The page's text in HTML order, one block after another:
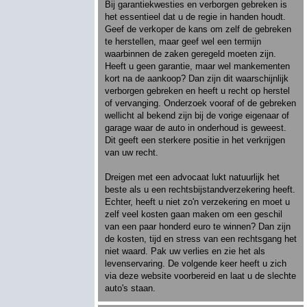
Bij garantiekwesties en verborgen gebreken is
het essentieel dat u de regie in handen houdt.
Geef de verkoper de kans om zelf de gebreken
te herstellen, maar geef wel een termijn
waarbinnen de zaken geregeld moeten zijn.
Heeft u geen garantie, maar wel mankementen
kort na de aankoop? Dan zijn dit waarschijnlijk
verborgen gebreken en heeft u recht op herstel
of vervanging. Onderzoek vooraf of de gebreken
wellicht al bekend zijn bij de vorige eigenaar of
garage waar de auto in onderhoud is geweest.
Dit geeft een sterkere positie in het verkrijgen
van uw recht.
Dreigen met een advocaat lukt natuurlijk het
beste als u een rechtsbijstandverzekering heeft.
Echter, heeft u niet zo'n verzekering en moet u
zelf veel kosten gaan maken om een geschil
van een paar honderd euro te winnen? Dan zijn
de kosten, tijd en stress van een rechtsgang het
niet waard. Pak uw verlies en zie het als
levenservaring. De volgende keer heeft u zich
via deze website voorbereid en laat u de slechte
auto's staan.